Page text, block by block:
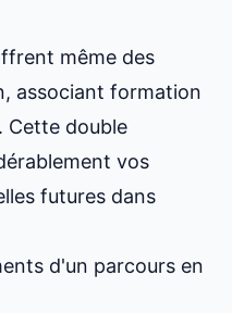
même des
associant formation
Cette double
vos
futures dans
d'un parcours en